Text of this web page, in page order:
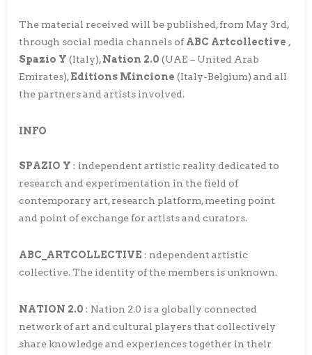
The material received will be published, from May 3rd,
through social media channels ofABC Artcollective ,
Spazio Y(Italy),Nation 2.0(UAE – United Arab
Emirates),Editions Mincione(Italy-Belgium) and all
the partners and artists involved.
INFO
SPAZIO Y : independent artistic reality dedicated to
research and experimentation in the field of
contemporary art, research platform, meeting point
and point of exchange for artists and curators.
ABC_ARTCOLLECTIVE : ndependent artistic
collective. The identity of the members is unknown.
NATION 2.0 : Nation 2.0 is a globally connected
network of art and cultural players that collectively
share knowledge and experiences together in their